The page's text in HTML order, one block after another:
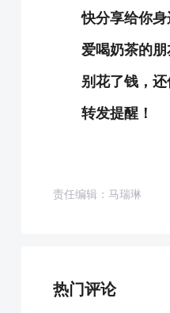
快分享给你身
爱喝奶茶的朋
别花了钱，
转发提醒！
责任编辑：马瑞琳
热门评论